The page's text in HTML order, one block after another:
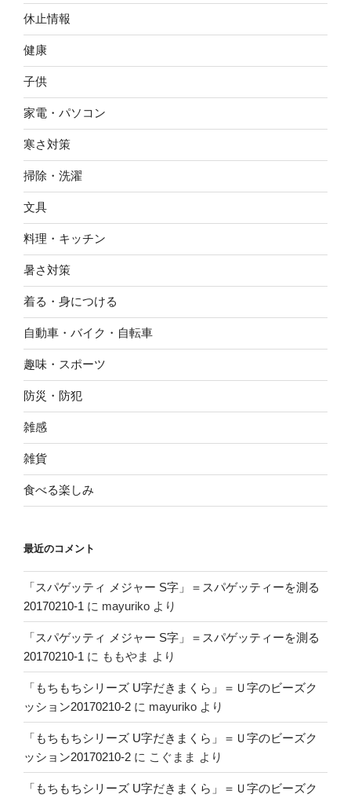
休止情報
健康
子供
家電・パソコン
寒さ対策
掃除・洗濯
文具
料理・キッチン
暑さ対策
着る・身につける
自動車・バイク・自転車
趣味・スポーツ
防災・防犯
雑感
雑貨
食べる楽しみ
最近のコメント
「スパゲッティ メジャー S字」＝スパゲッティーを測る
20170210-1 に mayuriko より
「スパゲッティ メジャー S字」＝スパゲッティーを測る
20170210-1 に ももやま より
「もちもちシリーズ U字だきまくら」＝Ｕ字のビーズク
ッション20170210-2 に mayuriko より
「もちもちシリーズ U字だきまくら」＝Ｕ字のビーズク
ッション20170210-2 に こぐまま より
「もちもちシリーズ U字だきまくら」＝Ｕ字のビーズク